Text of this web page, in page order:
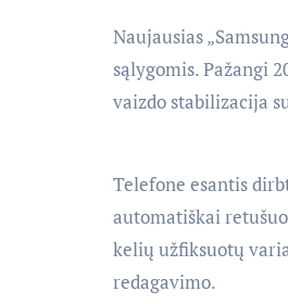
Naujausias
sąlygomis. Pažangi
vaizdo stabilizacija
Telefone esantis
automatiškai
kelių užfiksuotų
redagavimo.